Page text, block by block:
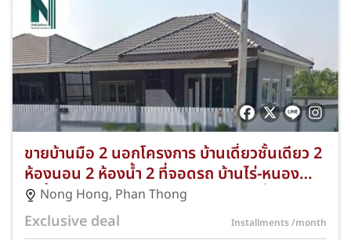
ขายบ้านมือ 2 นอกโครงการ บ้านเดี่ยวชั้นเดียว 2
ห้องนอน 2 ห้องน้ำ 2 ที่จอดรถ บ้านไร่-หนอง
กาน้ำ 11 พานทอง ชลบุรี พร้อมโปรโมชั่นของ
แถมครบชุด NKA-71/0025
Nong Hong, Phan Thong
Exclusive deal Installments/month